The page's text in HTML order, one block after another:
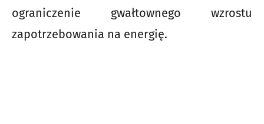
ograniczenie gwałtownego wzrostu
zapotrzebowania na energię.